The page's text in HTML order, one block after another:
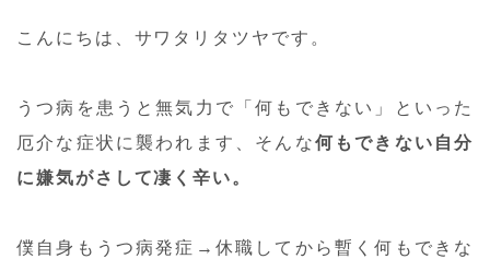
こんにちは、サワタリタツヤです。
うつ病を患うと無気力で「何もできない」といった
厄介な症状に襲われます、そんな何もできない自分
に嫌気がさして凄く辛い。
僕自身もうつ病発症→休職してから暫く何もできな